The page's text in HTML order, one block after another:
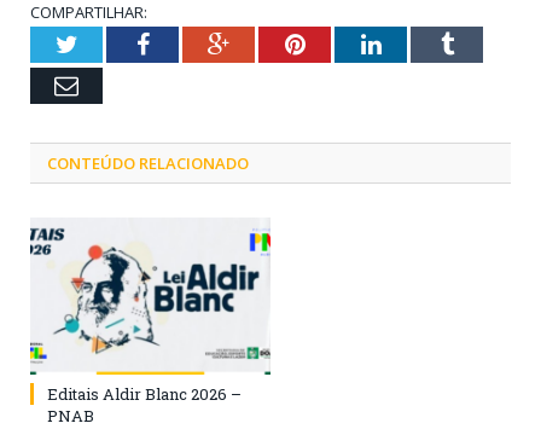
COMPARTILHAR:
TwitterFacebookGoogle+PinterestLinkedInTumblr
Email
CONTEÚDO RELACIONADO
Editais Aldir Blanc 2026 –
PNAB